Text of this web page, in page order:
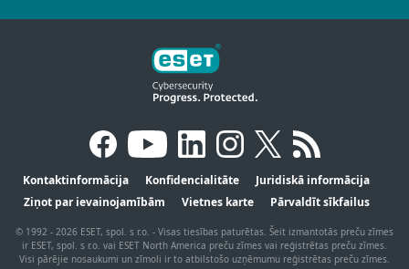
Kontaktinformācija Konfidencialitāte
Juridiskā informācija
Ziņot par ievainojamībām
Vietnes karte Pārvaldīt sīkfailus
© 1992 - 2026 ESET, spol. s r.o. - Visas tiesības paturētas. Šeit izmantotās preču zīmes
ir ESET, spol. s r.o. vai ESET North America preču zīmes vai reģistrētas preču zīmes.
Visi pārējie nosaukumi un zīmoli ir to atbilstošo uzņēmumu reģistrētas preču zīmes.